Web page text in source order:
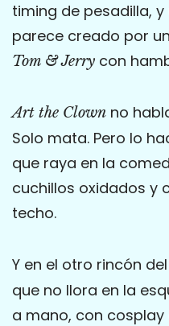
timing de pesadilla,
parece creado por
Tom & Jerry con
Art the Clown no
Solo mata. Pero lo
que raya en la
cuchillos oxidados y
techo.
Y en el otro rincón
que no llora en la
a mano, con